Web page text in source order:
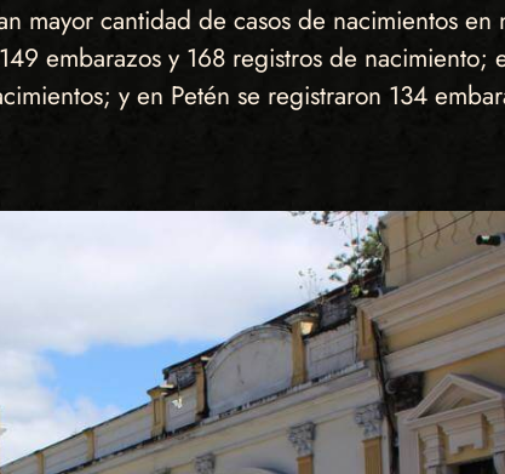
mayor cantidad de casos de nacimientos en
embarazos y 168 registros de nacimiento;
y en Petén se registraron 134